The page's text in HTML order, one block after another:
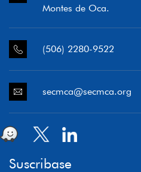
Montes de Oca.
(506) 2280-9522
secmca@secmca.org
Suscribase